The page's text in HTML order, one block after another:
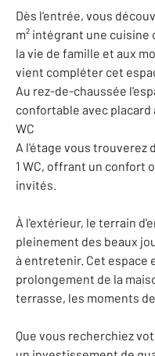
Dès l'entrée, vous
m² intégrant une
la vie de famille et aux
vient compléter cet
Au rez-de-chaussée
confortable avec placard
WC
A l'étage vous trouverez
1 WC, offrant un confort
invités.
À l'extérieur, le terrain
pleinement des beaux
à entretenir. Cet
prolongement de la
terrasse, les moments
Que vous recherchiez